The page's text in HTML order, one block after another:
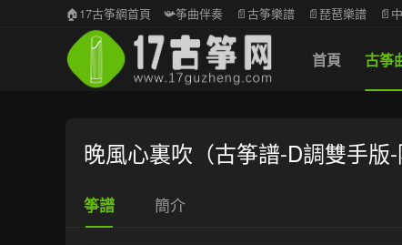
首頁 古筝
🏠17古筝網首頁 📯筝曲伴奏 📄古筝樂譜 📄琵琶樂譜 📄
晚風心裏吹（古筝譜-D調雙手版-
筝譜 簡介